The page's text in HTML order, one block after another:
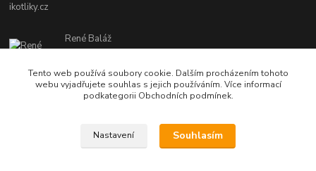
ikotliky.cz
René Baláž
Eshop: +421 902 212 007
od 8:00 - do 16:00 hod
info@ikotliky.cz
Tento web používá soubory cookie. Dalším procházením tohoto
webu vyjadřujete souhlas s jejich používáním. Více informací
podkategorii Obchodních podmínek.
Nastavení Souhlasím